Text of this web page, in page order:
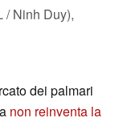
/ Ninh Duy),
dei palmari
non reinventa la